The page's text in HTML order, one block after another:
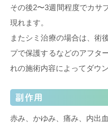
その後2〜3週間程度でカサ
現れます。
またシミ治療の場合は、術
プで保護するなどのアフタ
れの施術内容によってダウ
副作用
赤み、かゆみ、痛み、内出血